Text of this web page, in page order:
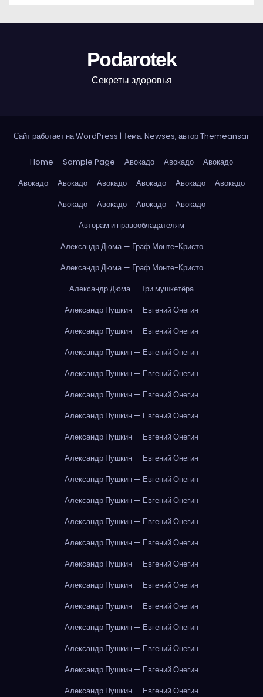
Podarotek
Секреты здоровья
Сайт работает на WordPress | Тема: Newses, авторThemeansar
Home Sample Page Авокадо Авокадо
Авокадо
Авокадо
Авокадо Авокадо Авокадо Авокадо
Авокадо
Авокадо
Авокадо Авокадо
Авокадо
Авторам и правообладателям
Александр Дюма — Граф Монте-Кристо
Александр Дюма — Граф Монте-Кристо
Александр Дюма — Три мушкетёра
Александр Пушкин — Евгений Онегин
Александр Пушкин — Евгений Онегин
Александр Пушкин — Евгений Онегин
Александр Пушкин — Евгений Онегин
Александр Пушкин — Евгений Онегин
Александр Пушкин — Евгений Онегин
Александр Пушкин — Евгений Онегин
Александр Пушкин — Евгений Онегин
Александр Пушкин — Евгений Онегин
Александр Пушкин — Евгений Онегин
Александр Пушкин — Евгений Онегин
Александр Пушкин — Евгений Онегин
Александр Пушкин — Евгений Онегин
Александр Пушкин — Евгений Онегин
Александр Пушкин — Евгений Онегин
Александр Пушкин — Евгений Онегин
Александр Пушкин — Евгений Онегин
Александр Пушкин — Евгений Онегин
Александр Пушкин — Евгений Онегин